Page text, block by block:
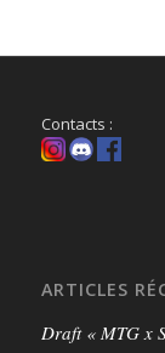
Contacts :
ARTICLES
Draft « MTG x